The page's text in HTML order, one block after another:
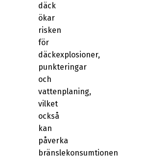
däck
ökar
risken
för
däckexplosioner,
punkteringar
och
vattenplaning,
vilket
också
kan
påverka
bränslekonsumtionen